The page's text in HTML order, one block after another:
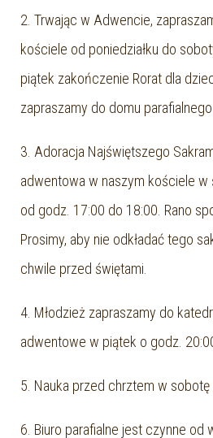
2. Trwając w Adwencie,
kościele od poniedziałku do
piątek zakończenie Rorat dla
zapraszamy do domu
3. Adoracja Najświętszego
adwentowa w naszym kościele
od godz. 17:00 do 18:00. Rano
Prosimy, aby nie odkładać tego
chwile przed świętami.
4. Młodzież zapraszamy do
adwentowe w piątek o godz.
5. Nauka przed chrztem w sobotę
6. Biuro parafialne jest czynne od